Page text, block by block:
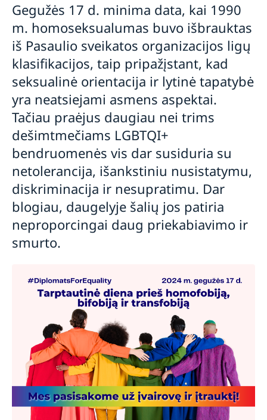
Gegužės 17 d. minima data, kai 1990
m. homoseksualumas buvo išbrauktas
iš Pasaulio sveikatos organizacijos ligų
klasifikacijos, taip pripažįstant, kad
seksualinė orientacija ir lytinė tapatybė
yra neatsiejami asmens aspektai.
Tačiau praėjus daugiau nei trims
dešimtmečiams LGBTQI+
bendruomenės vis dar susiduria su
netolerancija, išankstiniu nusistatymu,
diskriminacija ir nesupratimu. Dar
blogiau, daugelyje šalių jos patiria
neproporcingai daug priekabiavimo ir
smurto.